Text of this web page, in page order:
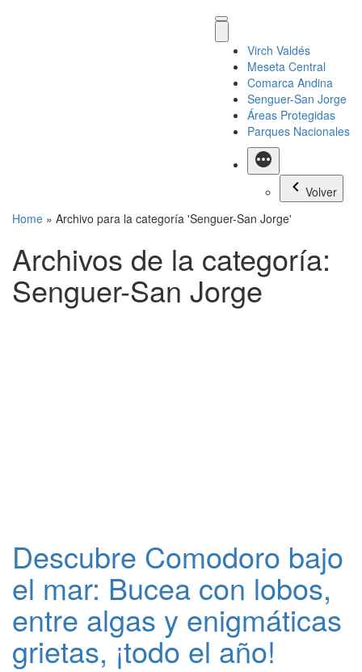
Virch Valdés
Meseta Central
Comarca Andina
Senguer-San Jorge
Áreas Protegidas
Parques Nacionales
Más
Volver
Home » Archivo para la categoría 'Senguer-San Jorge'
Archivos de la categoría:
Senguer-San Jorge
Descubre Comodoro bajo
el mar: Bucea con lobos,
entre algas y enigmáticas
grietas, ¡todo el año!